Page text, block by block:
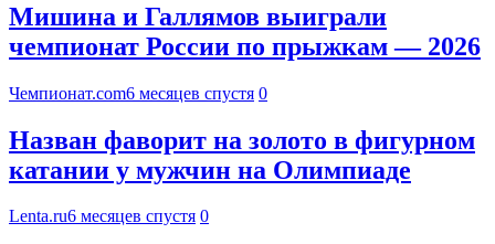
Мишина и Галлямов выиграли
чемпионат России по прыжкам — 2026
Чемпионат.com6 месяцев спустя 0
Назван фаворит на золото в фигурном
катании у мужчин на Олимпиаде
Lenta.ru6 месяцев спустя 0